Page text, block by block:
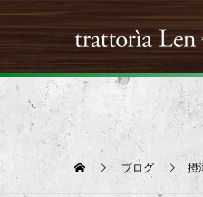
ブログ 摂